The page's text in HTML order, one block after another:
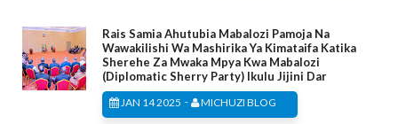
Rais Samia Ahutubia Mabalozi Pamoja Na
Wawakilishi Wa Mashirika Ya Kimataifa Katika
Sherehe Za Mwaka Mpya Kwa Mabalozi
(Diplomatic Sherry Party) Ikulu Jijini Dar
JAN 14 2025 - MICHUZI BLOG